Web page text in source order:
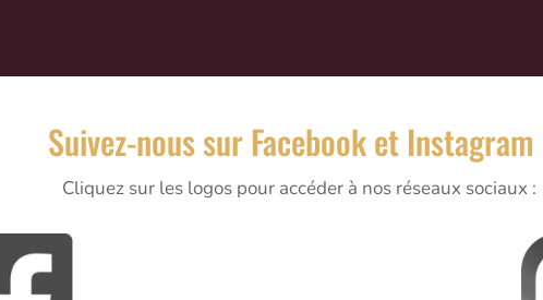
Suivez-nous sur Facebook et
Cliquez sur les logos pour accéder à nos réseaux sociaux :